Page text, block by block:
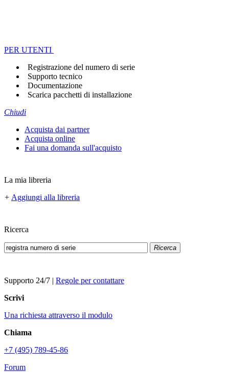
PER UTENTI
Registrazione del numero di serie
Supporto tecnico
Documentazione
Scarica pacchetti di installazione
Chiudi
Acquista dai partner
Acquista online
Fai una domanda sull'acquisto
La mia libreria
+ Aggiungi alla libreria
Ricerca
Ricerca
Supporto 24/7 | Regole per contattare
Scrivi
Una richiesta attraverso il modulo
Chiama
+7 (495) 789-45-86
Forum